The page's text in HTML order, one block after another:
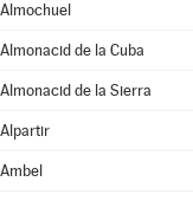
Almochuel
Almonacid de la Cuba
Almonacid de la Sierra
Alpartir
Ambel